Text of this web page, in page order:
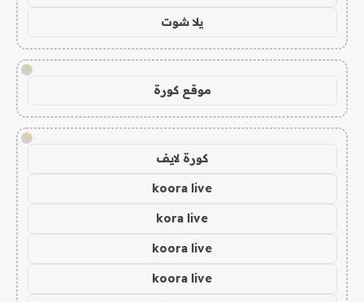
يلا شوت
!
موقع كورة
!
كورة لايف
koora live
kora live
koora live
koora live